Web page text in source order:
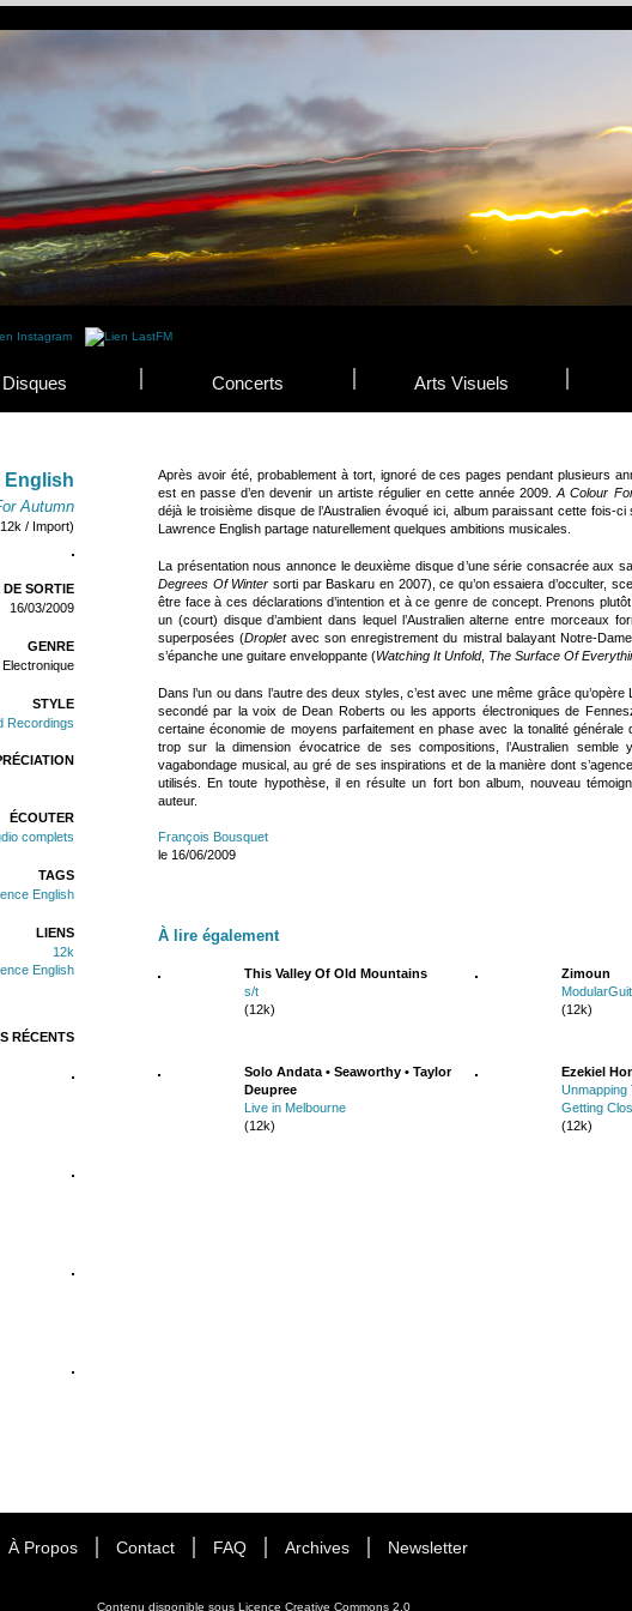
Disques Concerts Arts Visuels
English
Autumn
/ Import)
DE SORTIE
16/03/2009
GENRE
Electronique
STYLE
Recordings
ÉCOUTER
complets
TAGS
English
LIENS
12k
English
RÉCENTS
Après avoir été, probablement à tort, ignoré de ces pages pendant plusieurs
est en passe d’en devenir un artiste régulier en cette année 2009.A Colour
déjà le troisième disque de l’Australien évoqué ici, album paraissant cette fois-ci
Lawrence English partage naturellement quelques ambitions musicales.
La présentation nous annonce le deuxième disque d’une série consacrée aux
Degrees Of Winter sorti par Baskaru en 2007), ce qu’on essaiera d’occulter,
être face à ces déclarations d’intention et à ce genre de concept. Prenons plutôt
un (court) disque d’ambient dans lequel l’Australien alterne entre morceaux
superposées (Dropletavec son enregistrement du mistral balayant Notre-
s’épanche une guitare enveloppante (Watching It Unfold, The Surface Of
Dans l’un ou dans l’autre des deux styles, c’est avec une même grâce
secondé par la voix de Dean Roberts ou les apports électroniques de
certaine économie de moyens parfaitement en phase avec la tonalité générale
trop sur la dimension évocatrice de ses compositions, l’Australien
vagabondage musical, au gré de ses inspirations et de la manière dont
utilisés. En toute hypothèse, il en résulte un fort bon album, nouveau
auteur.
François Bousquet
le 16/06/2009
À lire également
This Valley Of Old Mountains
s/t
(12k)
Zimoun
(12k)
Solo Andata • Seaworthy • Taylor
Deupree
Live in Melbourne
(12k)
Ezekiel
Unmapping
Getting
(12k)
À Propos Contact FAQ Archives Newsletter
Contenu disponible sous Licence Creative Commons 2.0